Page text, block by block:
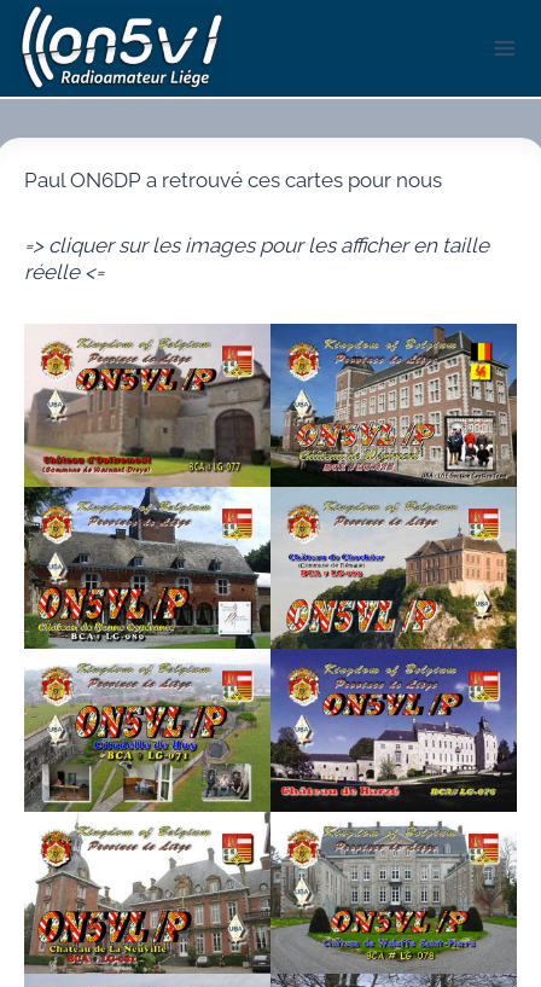
Aller
au
contenu
Paul ON6DP a retrouvé ces cartes pour nous
=> cliquer sur les images pour les afficher en taille
réelle <=